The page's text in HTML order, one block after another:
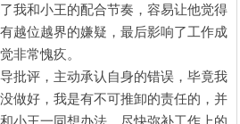
我和小王的配合节奏，容易让他觉得
越位越界的嫌疑，最后影响了工作成
非常愧疚。
评，主动承认自身的错误，毕竟我
做好，我是有不可推卸的责任的，并
小王一同想办法，尽快弥补工作上的